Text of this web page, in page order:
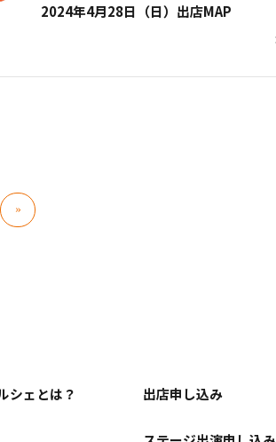
2024年4月28日（日）出店MAP
シェとは？ 出店申し込み